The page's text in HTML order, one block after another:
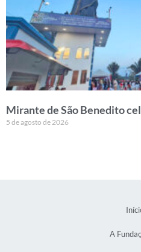
Mirante de São Benedito
5 de agosto de 2026
A